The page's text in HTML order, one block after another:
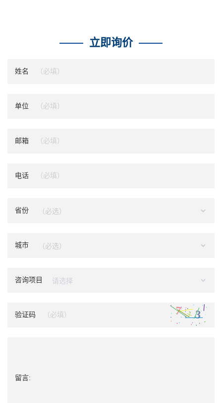
立即询价
姓名
单位
邮箱
电话
省份
城市
咨询项目
验证码
留言: